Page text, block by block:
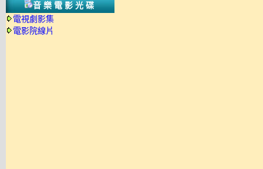
音樂電影光碟
電視劇影集
電影院線片